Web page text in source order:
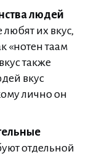
людей
их вкус,
«нотен таам
также
вкус
лично он
отдельной